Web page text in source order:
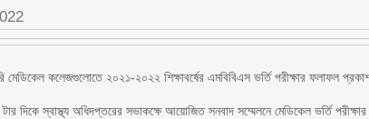
মেডিকেল কলেজগুলোতে ২০২১-২০২২ শিক্ষাবর্ষের এমবিবিএস ভর্তি পরীক্ষার ফলাফল
দিকে স্বাস্থ্য অধিদপ্তরের সভাকক্ষে আয়োজিত সনবাদ সম্মেলনে মেডিকেল ভর্তি